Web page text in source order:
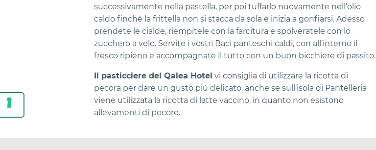
successivamente nella pastella, per poi tuffarlo nuovamente nell’olio
caldo finché la frittella non si stacca da sola e inizia a gonfiarsi. Adesso
prendete le cialde, riempitele con la farcitura e spolveratele con lo
zucchero a velo. Servite i vostri Baci panteschi caldi, con all’interno il
fresco ripieno e accompagnate il tutto con un buon bicchiere di passito.
Il pasticciere del Qalea Hotel vi consiglia di utilizzare la ricotta di
pecora per dare un gusto più delicato, anche se sull’isola di Pantelleria
viene utilizzata la ricotta di latte vaccino, in quanto non esistono
allevamenti di pecore.